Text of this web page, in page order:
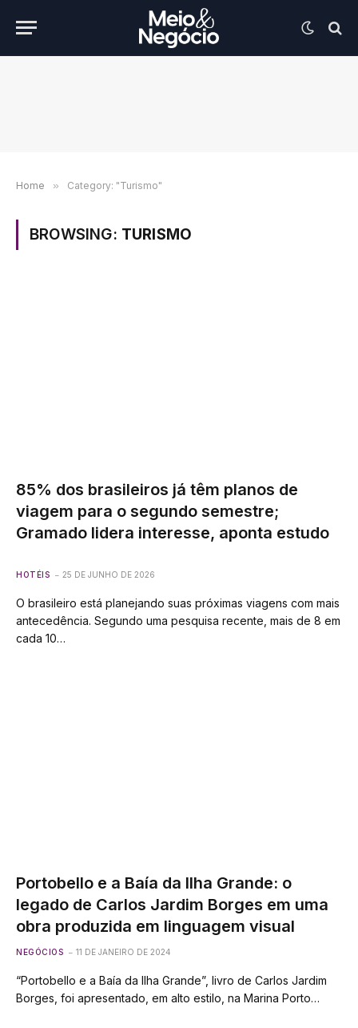
Home » Category: "Turismo"
BROWSING: TURISMO
85% dos brasileiros já têm planos de
viagem para o segundo semestre;
Gramado lidera interesse, aponta estudo
HOTÉIS 25 DE JUNHO DE 2026
O brasileiro está planejando suas próximas viagens com mais
antecedência. Segundo uma pesquisa recente, mais de 8 em
cada 10…
Portobello e a Baía da Ilha Grande: o
legado de Carlos Jardim Borges em uma
obra produzida em linguagem visual
NEGÓCIOS 11 DE JANEIRO DE 2024
“Portobello e a Baía da Ilha Grande”, livro de Carlos Jardim
Borges, foi apresentado, em alto estilo, na Marina Porto…